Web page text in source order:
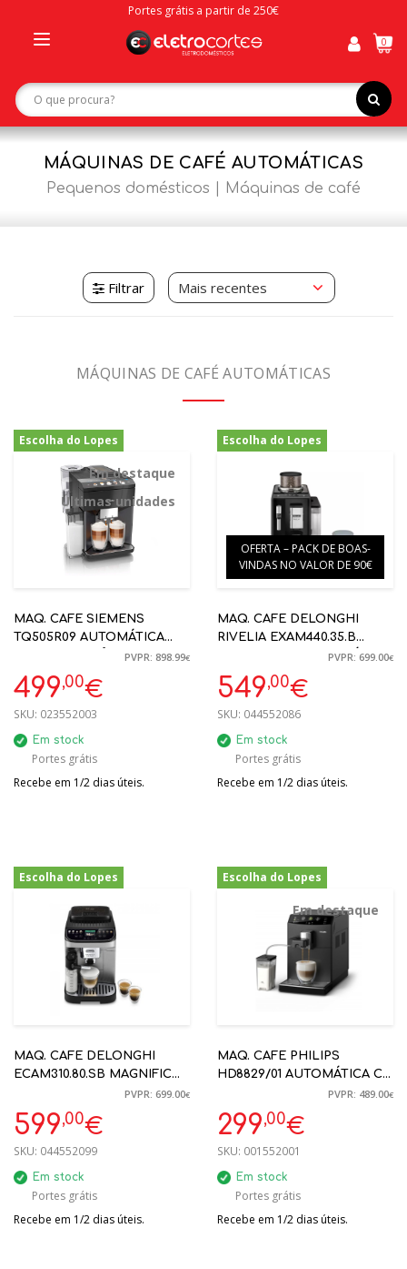
Portes grátis a partir de 250€
navigation
0
MÁQUINAS DE CAFÉ AUTOMÁTICAS
Pequenos domésticos Máquinas de café
Filtrar
MÁQUINAS DE CAFÉ AUTOMÁTICAS
Escolha do Lopes
Em destaque
Últimas unidades
-44%
MAQ. CAFE SIEMENS
TQ505R09 AUTOMÁTICA
MOINHO CERÂMICO, ONE
TOUCH PREPARATION
PVPR: 898.99€
499,00€
SKU: 023552003
Em stock
Portes grátis
Recebe em 1/2 dias úteis.
Escolha do Lopes
-21%
OFERTA – PACK DE BOAS-
VINDAS NO VALOR DE 90€
MAQ. CAFE DELONGHI
RIVELIA EXAM440.35.B
19BAR PRETO AUTOMÁTICA
PVPR: 699.00€
549,00€
SKU: 044552086
Em stock
Portes grátis
Recebe em 1/2 dias úteis.
Escolha do Lopes
-14%
MAQ. CAFE DELONGHI
ECAM310.80.SB MAGNIFICO
EVO NEXT 15BAR INOX -
0132250041
PVPR: 699.00€
599,00€
SKU: 044552099
Em stock
Portes grátis
Recebe em 1/2 dias úteis.
Escolha do Lopes
Em destaque
-39%
MAQ. CAFE PHILIPS
HD8829/01 AUTOMÁTICA C/
PVPR: 489.00€
299,00€
SKU: 001552001
Em stock
Portes grátis
Recebe em 1/2 dias úteis.